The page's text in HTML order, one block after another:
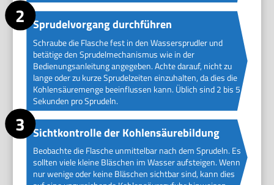
Sprudelvorgang durchführen
Schraube die Flasche fest in den Wassersprudler und
betätige den Sprudelmechanismus wie in der
Bedienungsanleitung angegeben. Achte darauf, nicht zu
lange oder zu kurze Sprudelzeiten einzuhalten, da dies die
Kohlensäuremenge beeinflussen kann. Üblich sind 2 bis 5
Sekunden pro Sprudeln.
Sichtkontrolle der Kohlensäurebildung
Beobachte die Flasche unmittelbar nach dem Sprudeln. Es
sollten viele kleine Bläschen im Wasser aufsteigen. Wenn
nur wenige oder keine Bläschen sichtbar sind, kann dies